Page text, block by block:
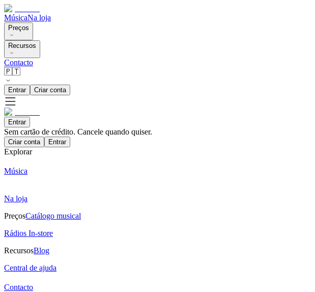
MúsicaNa loja
Preços
Recursos
Contacto
🇵🇹
Entrar Criar conta
Entrar
Sem cartão de crédito. Cancele quando quiser.
Criar conta Entrar
Explorar
Música
Na loja
PreçosCatálogo musical
Rádios In-store
RecursosBlog
Central de ajuda
Contacto